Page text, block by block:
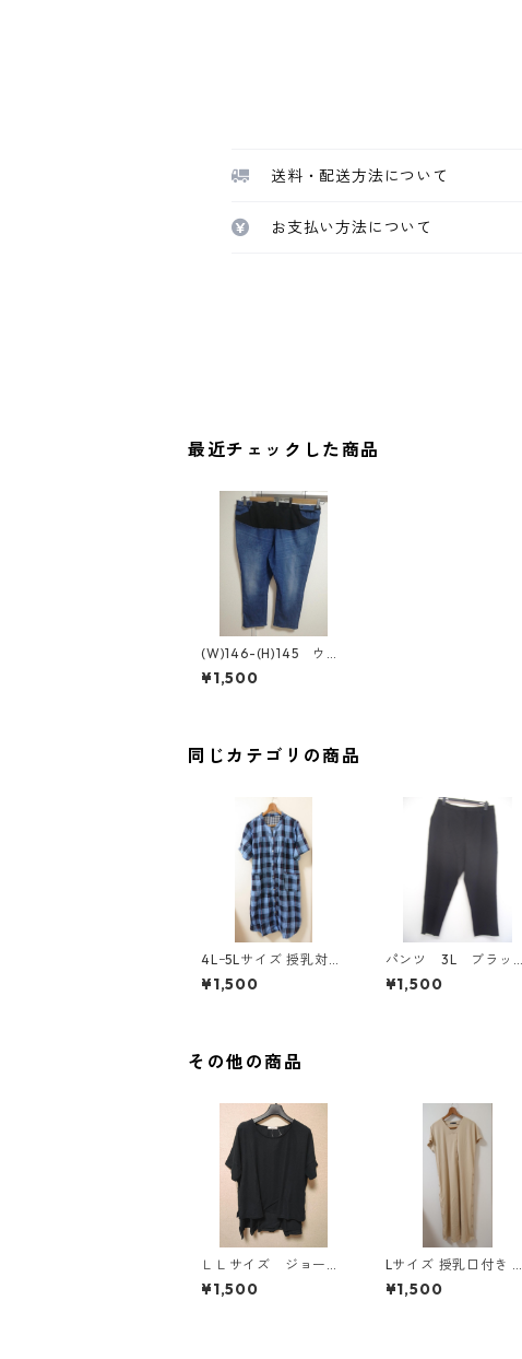
送料・配送方法について
お支払い方法について
最近チェックした商品
(W)146-(H)145 ウエ
ストゴム ベルト付
き デニムパンツ ブ
¥1,500
同じカテゴリの商品
4Lｰ5Lサイズ 授乳対応
チェック柄 半袖ルーム
ウェア マタニティ ブ
¥1,500
パンツ 3L ブラッ
ク IY-4525
¥1,500
その他の商品
ＬＬサイズ ジョーゼ
ット レイヤード風プ
ルオーバー ブラッ
¥1,500
Lサイズ 授乳口付き サ
イドボタンデザイン ワ
ンピース マタニティ
¥1,500